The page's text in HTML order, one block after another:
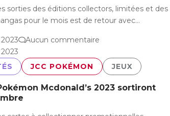
sorties des éditions collectors, limitées et des
pour le mois est de retour avec…
Aucun commentaire
JCC POKÉMON JEUX
Mcdonald’s 2023 sortiront